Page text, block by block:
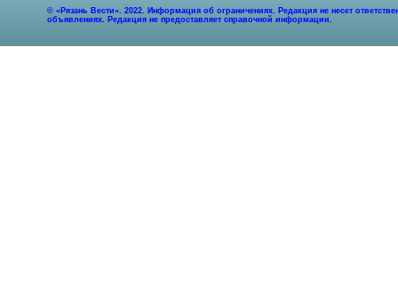
© «Рязань Вести». 2022. Информация об ограничениях. Редакция не несет
объявлениях. Редакция не предоставляет справочной информации.